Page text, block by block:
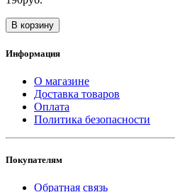
В корзину
Информация
О магазине
Доставка товаров
Оплата
Политика безопасности
Покупателям
Обратная связь